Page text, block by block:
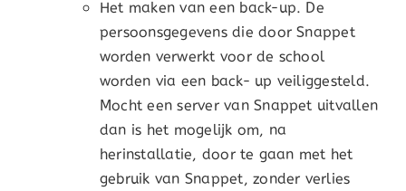
Het maken van een back-up. De
persoonsgegevens die door Snappet
worden verwerkt voor de school
worden via een back- up veiliggesteld.
Mocht een server van Snappet uitvallen
dan is het mogelijk om, na
herinstallatie, door te gaan met het
gebruik van Snappet, zonder verlies